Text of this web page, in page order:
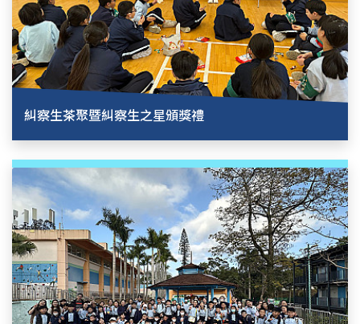
糾察生茶聚暨糾察生之星頒獎禮